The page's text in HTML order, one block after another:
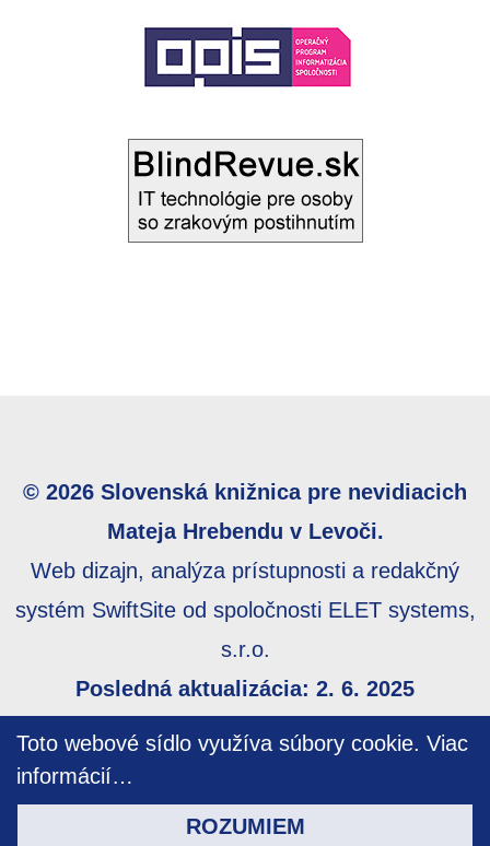
Toto webové sídlo využíva súbory cookie. Viac
informácií…
ROZUMIEM
© 2026 Slovenská knižnica pre nevidiacich
Mateja Hrebendu v Levoči.
Web dizajn, analýza prístupnosti a redakčný
systém SwiftSite od spoločnosti ELET systems,
s.r.o.
Posledná aktualizácia: 2. 6. 2025
prístupnosti